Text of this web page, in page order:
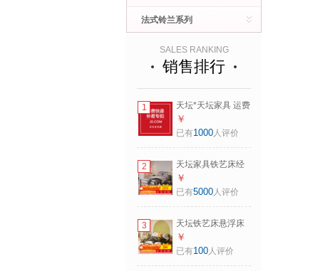
法式铃兰系列
SALES RANKING
销售排行
1
天坛*天坛家具 运费
邮费补差价专用链
接 非请勿拍 单拍不
￥
已有1000人评价
2
天坛家具铁艺床经
典单双人钢木铁床
现代环保简约小户
（不含床垫）
1.5*2.0m
￥
已有5000人评价
3
天坛铁艺床悬浮床
简约无床头铁架床
现代主卧小户型婚
￥
已有100人评价